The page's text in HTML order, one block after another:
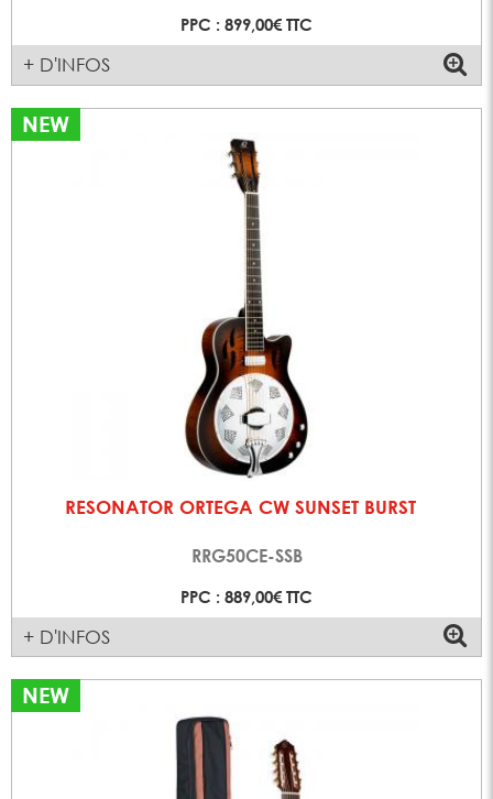
PPC : 899,00€ TTC
+ D'INFOS
NEW
RESONATOR ORTEGA CW SUNSET BURST
RRG50CE-SSB
PPC : 889,00€ TTC
+ D'INFOS
NEW